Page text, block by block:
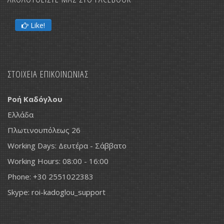
Like!
ΣΤΟΙΧΕΙΑ ΕΠΙΚΟΙΝΩΝΙΑΣ
Ροή Καδόγλου
Ελλάδα
Πλωτινουπόλεως 26
Working Days: Δευτέρα - Σάββατο
Working Hours: 08:00 - 16:00
Phone: +30 2551022383
Skype: roi-kadoglou_support